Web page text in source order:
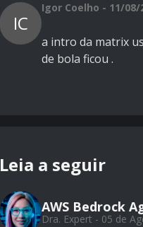
IC
Igor Coelho - 11/08/
a intro da matrix
de bola ficou .
Leia a seguir
AWS Bedrock
Dra. Expert - 05 de